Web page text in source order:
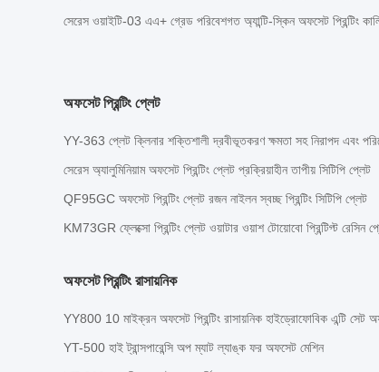
সেরেস ওয়াইটি-03 এএ+ গ্রেড পরিবেশগত অ্যান্টি-স্কিন অফসেট প্রিন্টিং
অফসেট প্রিন্টিং প্লেট
YY-363 প্লেট ক্লিনার শক্তিশালী দ্রবীভূতকরণ ক্ষমতা সহ নিরাপদ এবং
সেরেস অ্যালুমিনিয়াম অফসেট প্রিন্টিং প্লেট প্রক্রিয়াহীন তাপীয় সিটিপি প্লেট
QF95GC অফসেট প্রিন্টিং প্লেট রজন নাইলন স্বচ্ছ প্রিন্টিং সিটিপি প্লেট
KM73GR ফ্লেক্সো প্রিন্টিং প্লেট ওয়াটার ওয়াশ টোয়োবো প্রিন্টিগ্ট
অফসেট প্রিন্টিং রাসায়নিক
YY800 10 মাইক্রন অফসেট প্রিন্টিং রাসায়নিক হাইড্রোফোবিক এন্টি সেট
YT-500 হাই ট্রান্সপারেন্সি অপ ম্যাট ল্যাঙ্ক ফর অফসেট মেশিন